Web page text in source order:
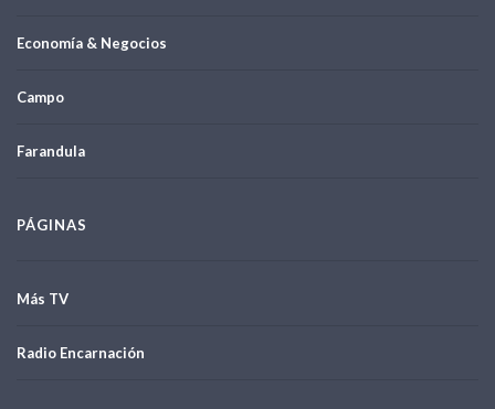
Economía & Negocios
Campo
Farandula
PÁGINAS
Más TV
Radio Encarnación